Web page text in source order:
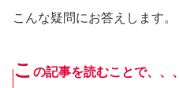
こんな疑問にお答えします。
こ の記事を読むことで、、、